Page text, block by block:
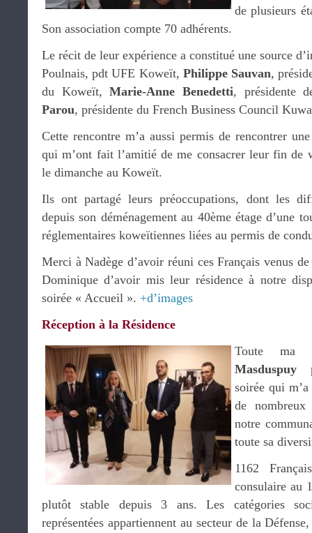
de plusieurs
Son association compte 70 adhérents.
Le récit de leur expérience a constitué une source
Poulnais, pdt UFE Koweït, Philippe Sauvan,
du Koweït,Marie-Anne Benedetti, présidente
Parou, présidente du French Business Council
Cette rencontre m’a aussi permis de rencontrer
qui m’ont fait l’amitié de me consacrer leur fin de
le dimanche au Koweït.
Ils ont partagé leurs préoccupations, dont les
depuis son déménagement au 40ème étage d’une
réglementaires koweïtiennes liées au permis de
Merci à Nadège d’avoir réuni ces Français venus
Dominique d’avoir mis leur résidence à notre
soirée « Accueil ». +d’images
Réception à la Résidence
Toute ma
Masduspuy
soirée qui
de nombreux
notre
toute sa
1162
consulaire au
plutôt stable depuis 3 ans. Les catégories
représentées appartiennent au secteur de la